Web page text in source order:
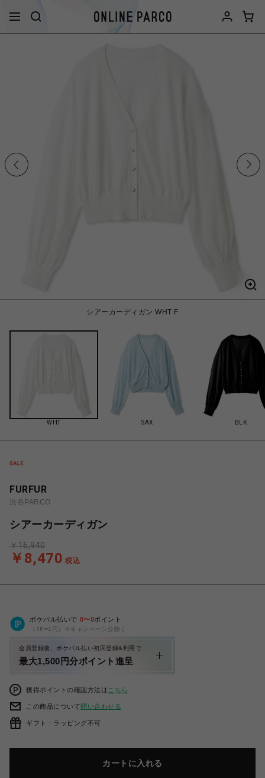
シアーカーディガン WHT F
WHT SAX BLK
FURFUR
渋谷PARCO
シアーカーディガン
￥8,470 税込
￥16,940
ポケパル払いで 0〜0ポイント
（1P=1円）※キャンペーン分除く
会員登録後、ポケパル払い初回登録&利用で
最大1,500円分ポイント進呈
獲得ポイントの確認方法は こちら
この商品について問い合わせる
ギフト：ラッピング不可
カートに入れる